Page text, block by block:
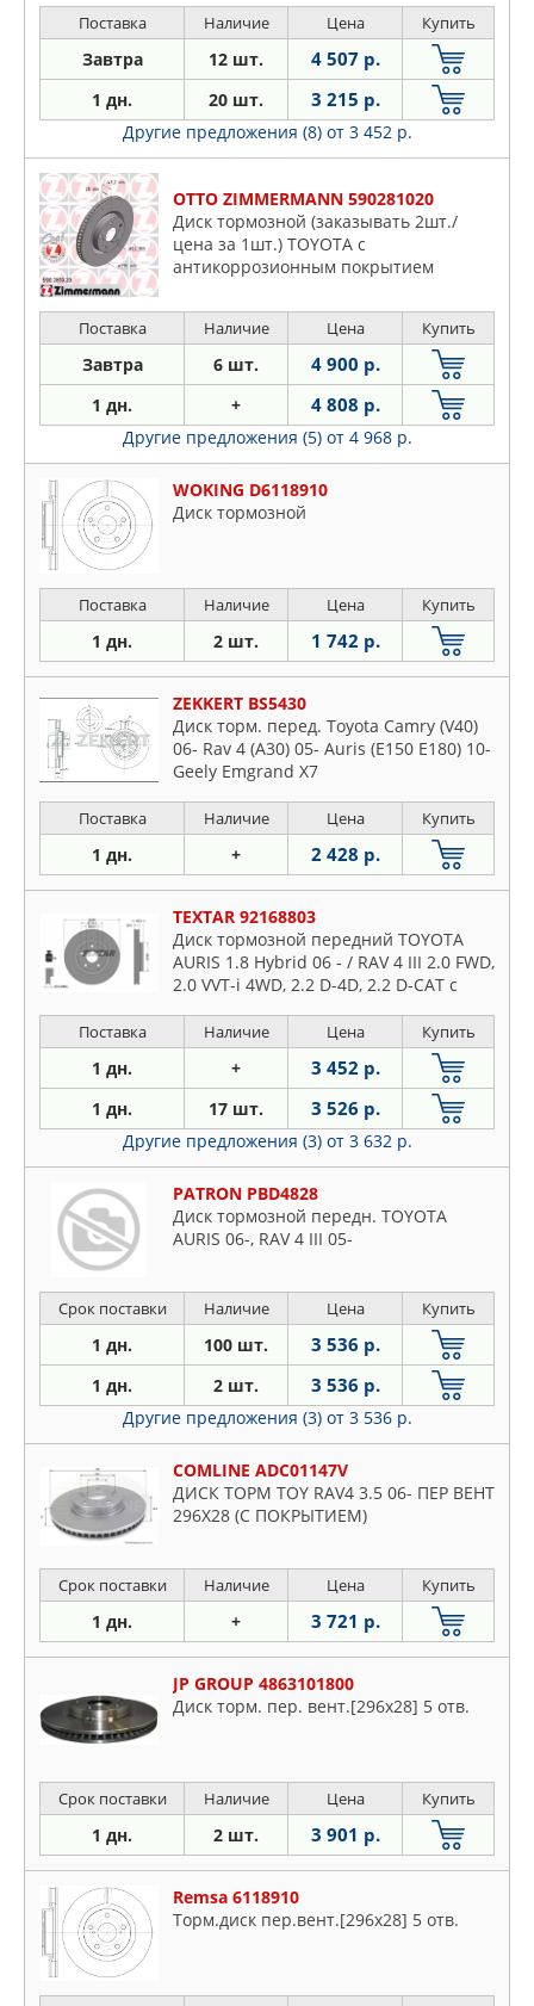
Поставка Наличие Цена Купить
Завтра 12 шт. 4 507 р.
1 дн. 20 шт. 3 215 р.
Другие предложения (8) от 3 452 р.
OTTO ZIMMERMANN 590281020
Диск тормозной (заказывать 2шт./
цена за 1шт.) TOYOTA с
антикоррозионным покрытием
Поставка Наличие Цена Купить
Завтра 6 шт. 4 900 р.
1 дн. + 4 808 р.
Другие предложения (5) от 4 968 р.
WOKING D6118910
Диск тормозной
Поставка Наличие Цена Купить
1 дн. 2 шт. 1 742 р.
ZEKKERT BS5430
Диск торм. перед. Toyota Camry (V40)
06- Rav 4 (A30) 05- Auris (E150 E180) 10-
Geely Emgrand X7
Поставка Наличие Цена Купить
1 дн. + 2 428 р.
TEXTAR 92168803
Диск тормозной передний TOYOTA
AURIS 1.8 Hybrid 06 - / RAV 4 III 2.0 FWD,
2.0 VVT-i 4WD, 2.2 D-4D, 2.2 D-CAT с
Поставка Наличие Цена Купить
1 дн. + 3 452 р.
1 дн. 17 шт. 3 526 р.
Другие предложения (3) от 3 632 р.
PATRON PBD4828
Диск тормозной передн. TOYOTA
AURIS 06-, RAV 4 III 05-
Срок поставки Наличие Цена Купить
1 дн. 100 шт. 3 536 р.
1 дн. 2 шт. 3 536 р.
Другие предложения (3) от 3 536 р.
COMLINE ADC01147V
ДИСК ТОРМ TOY RAV4 3.5 06- ПЕР ВЕНТ
296X28 (С ПОКРЫТИЕМ)
Срок поставки Наличие Цена Купить
1 дн. + 3 721 р.
JP GROUP 4863101800
Диск торм. пер. вент.[296x28] 5 отв.
Срок поставки Наличие Цена Купить
1 дн. 2 шт. 3 901 р.
Remsa 6118910
Торм.диск пер.вент.[296x28] 5 отв.